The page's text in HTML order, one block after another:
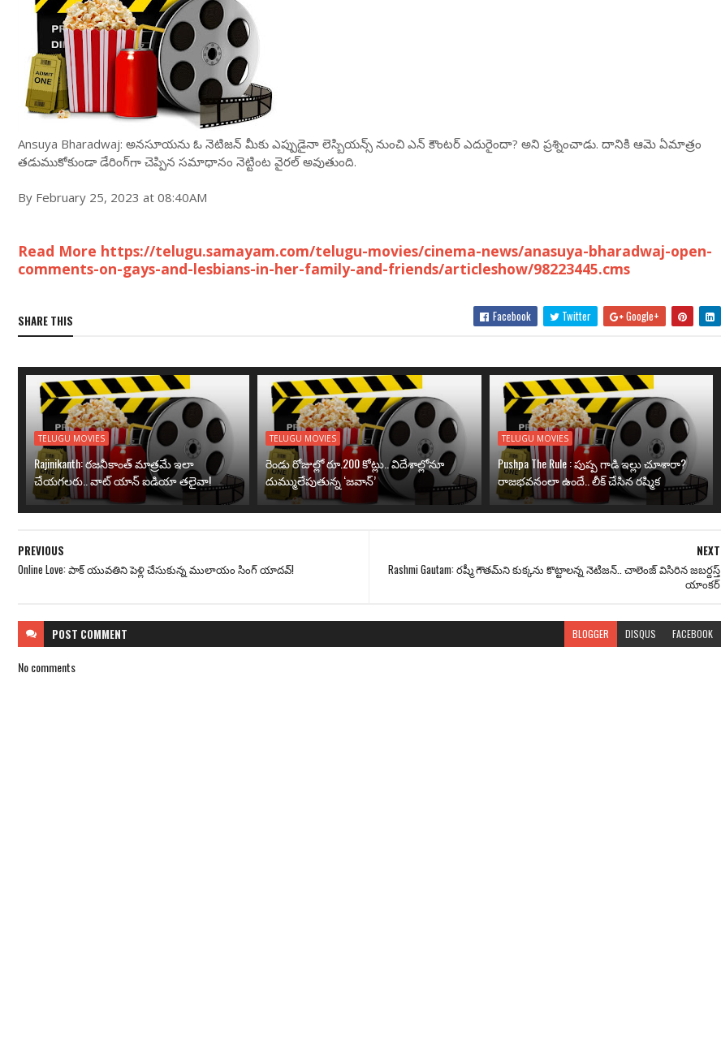
Ansuya Bharadwaj: అన‌సూయ‌ను ఓ నెటిజ‌న్ మీకు ఎప్పుడైనా లెస్బియ‌న్స్ నుంచి ఎన్ కౌంట‌ర్ ఎదురైందా? అని ప్ర‌శ్నించాడు. దానికి ఆమె ఏమాత్రం
త‌డుముకోకుండా డేరింగ్‌గా చెప్పిన స‌మాధానం నెట్టింట వైర‌ల్ అవుతుంది.
By February 25, 2023 at 08:40AM
Read More https://telugu.samayam.com/telugu-movies/cinema-news/anasuya-bharadwaj-open-
comments-on-gays-and-lesbians-in-her-family-and-friends/articleshow/98223445.cms
SHARE THIS Facebook Twitter Google+
TELUGU MOVIES
Rajinikanth: రజనీకాంత్ మాత్రమే ఇలా
చేయగలరు.. వాట్ యాన్ ఐడియా తలైవా!
TELUGU MOVIES
రెండు రోజుల్లో రూ.200 కోట్లు.. విదేశాల్లోనూ
దుమ్ములేపుతున్న ‘జవాన్’
TELUGU MOVIES
Pushpa The Rule : పుష్ప గాడి ఇల్లు చూశారా?
రాజభవనంలా ఉందే.. లీక్ చేసిన రష్మిక
NEXT
Rashmi Gautam: రష్మీ గౌతమ్‌ని కుక్కను కొట్టాలన్న నెటిజన్.. చాలెంజ్ విసిరిన జబర్దస్త్
యాంకర్
PREVIOUS
Online Love: పాక్ యువతిని పెళ్లి చేసుకున్న ములాయం సింగ్‌ యాదవ్‌!
POST COMMENT BLOGGER DISQUS FACEBOOK
No comments